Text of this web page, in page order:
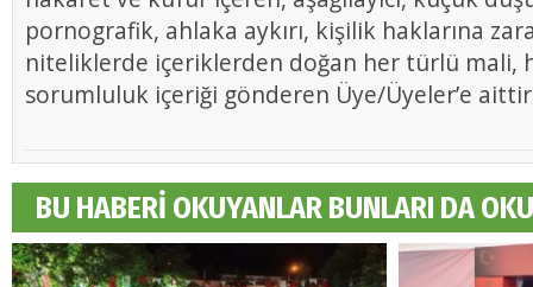
pornografik, ahlaka aykırı, kişilik haklarına
niteliklerde içeriklerden doğan her türlü mali,
sorumluluk içeriği gönderen Üye/Üyeler’e
BU HABERİ OKUYANLAR BUNLARI DA